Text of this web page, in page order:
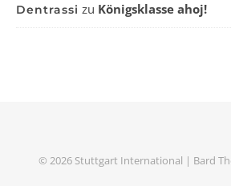
Dentrassi zu Königsklasse ahoj!
© 2026 Stuttgart International | Bard